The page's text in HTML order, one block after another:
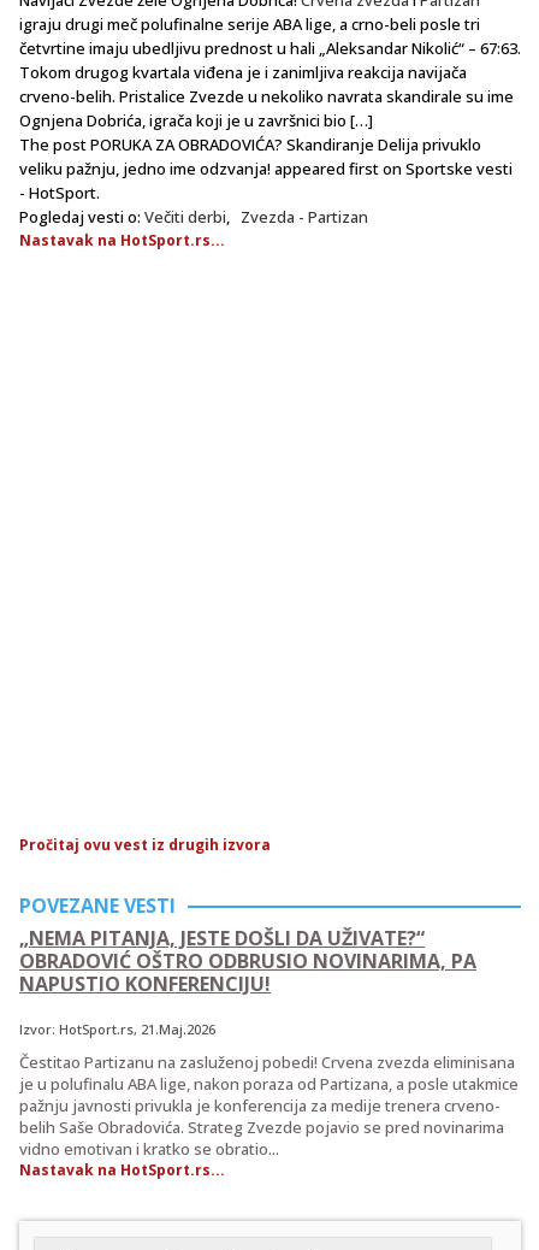
igraju drugi meč polufinalne serije ABA lige, a crno-beli posle tri
četvrtine imaju ubedljivu prednost u hali „Aleksandar Nikolić“ – 67:63.
Tokom drugog kvartala viđena je i zanimljiva reakcija navijača
crveno-belih. Pristalice Zvezde u nekoliko navrata skandirale su ime
Ognjena Dobrića, igrača koji je u završnici bio […]
The post PORUKA ZA OBRADOVIĆA? Skandiranje Delija privuklo
veliku pažnju, jedno ime odzvanja! appeared first on Sportske vesti
- HotSport.
Pogledaj vesti o: Večiti derbi, Zvezda - Partizan
Nastavak na HotSport.rs...
Pročitaj ovu vest iz drugih izvora
POVEZANE VESTI
„NEMA PITANJA, JESTE DOŠLI DA UŽIVATE?“
OBRADOVIĆ OŠTRO ODBRUSIO NOVINARIMA, PA
NAPUSTIO KONFERENCIJU!
Izvor: HotSport.rs, 21.Maj.2026
Čestitao Partizanu na zasluženoj pobedi! Crvena zvezda eliminisana
je u polufinalu ABA lige, nakon poraza od Partizana, a posle utakmice
pažnju javnosti privukla je konferencija za medije trenera crveno-
belih Saše Obradovića. Strateg Zvezde pojavio se pred novinarima
vidno emotivan i kratko se obratio...
Nastavak na HotSport.rs...